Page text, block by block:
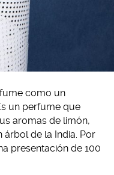
como un
un perfume que
aromas de limón,
árbol de la India. Por
presentación de 100